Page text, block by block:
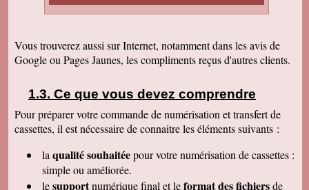
projets de commande, alors, sûrement à bientôt
! Cordialement
d'image est parfaite. Merci beaucoup
Nadine H
Bonjour, on a bien reçu le colis on vous
remercie beaucoup bonne journée
Christian R
Encore une belle expérience, comme la
première fois nous sommes ravis. Merci de
pouvoir nous faire revivre le passé Travail
Vous trouverez aussi sur Internet, notamment dans les avis de
Google ou Pages Jaunes, les compliments reçus d'autres clients.
Ce que vous devez comprendre
Pour préparer votre commande de numérisation et transfert de
cassettes, il est nécessaire de connaitre les éléments suivants :
la qualité souhaitéepour votre numérisation de cassettes :
simple ou améliorée.
lesupportnumérique final et leformat des fichiersde